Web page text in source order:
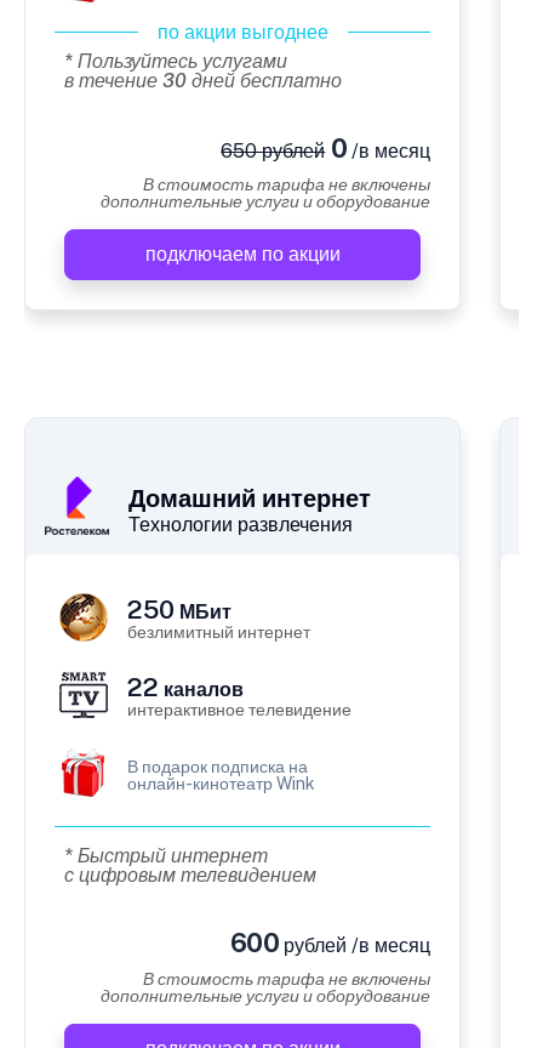
по акции выгоднее
* Пользуйтесь услугами
в течение 30 дней бесплатно
650 рублей0 /в месяц
В стоимость тарифа не включены
дополнительные услуги и оборудование
подключаем по акции
Домашний интернет
Технологии развлечения
250 МБит
безлимитный интернет
22 каналов
интерактивное телевидение
В подарок подписка на
онлайн-кинотеатр Wink
* Быстрый интернет
с цифровым телевидением
600 рублей /в месяц
В стоимость тарифа не включены
дополнительные услуги и оборудование